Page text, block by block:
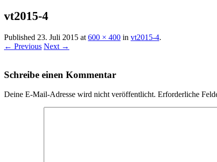
vt2015-4
Published 23. Juli 2015 at 600 × 400 in vt2015-4.
← Previous Next →
Schreibe einen Kommentar
Deine E-Mail-Adresse wird nicht veröffentlicht. Erforderliche